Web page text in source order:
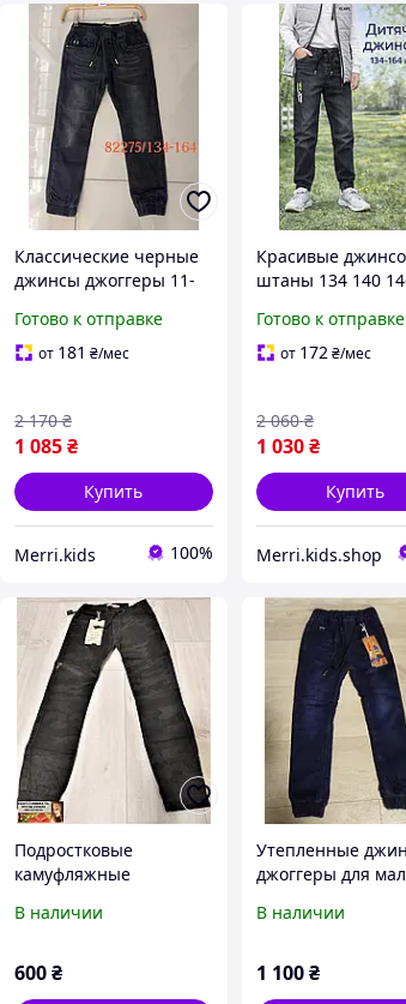
Классические черные
джинсы джоггеры 11-
мальчика подростка
теплые удобные
Готово к отправке
от 181 ₴/мес
1 085₴
2 170 ₴
Купить
Merri.kids 100%
Красивые
штаны 134 140
подросток,
джинсы jogger на
Готово к отправке
от 172 ₴/мес
1 030 ₴
2 060 ₴
Купить
Merri.kids.shop
Подростковые
камуфляжные
Венгрия Seagull на 11-
В наличии
600₴
Утепленные
джоггеры для
12 лет синие
В наличии
1 100 ₴